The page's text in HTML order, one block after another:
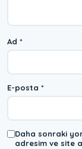
Ad *
E-posta *
Daha sonraki
adresim ve site